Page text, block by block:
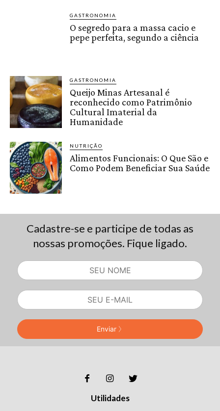
GASTRONOMIA
O segredo para a massa cacio e
pepe perfeita, segundo a ciência
GASTRONOMIA
Queijo Minas Artesanal é
reconhecido como Patrimônio
Cultural Imaterial da
Humanidade
NUTRIÇÃO
Alimentos Funcionais: O Que São e
Como Podem Beneficiar Sua Saúde
Cadastre-se e participe de todas as
nossas promoções. Fique ligado.
Enviar
Utilidades